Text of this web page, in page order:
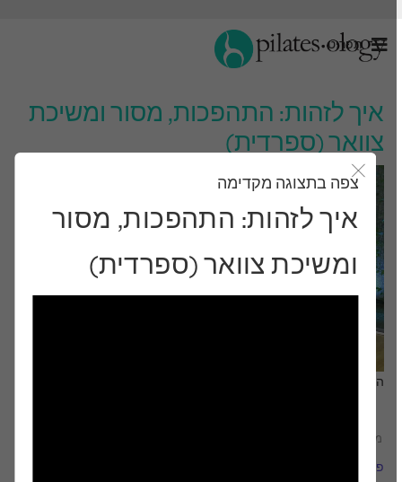
תַפרִיט
איך לזהות: התהפכות, מסור ומשיכת
צוואר (ספרדית)
סגור את מודאל
צפה בתצוגה מקדימה
איך לזהות: התהפכות, מסור
ומשיכת צוואר (ספרדית)
התבונן ותלמד
מוֹרֶה
פביאן מנגון